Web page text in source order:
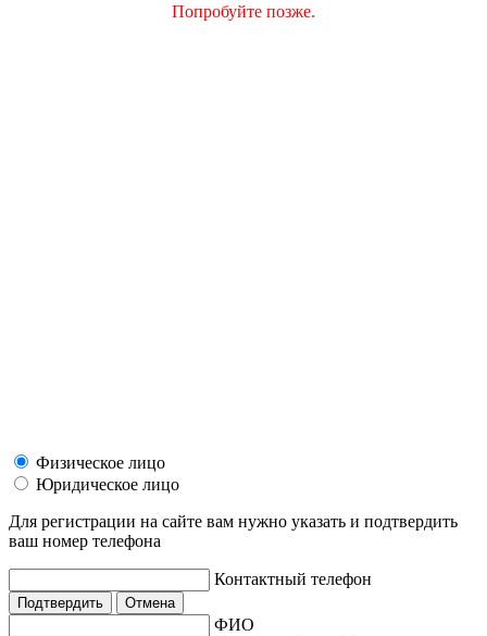
Попробуйте позже.
Физическое лицо
Юридическое лицо
Для регистрации на сайте вам нужно указать и подтвердить
ваш номер телефона
Контактный телефон
Подтвердить Отмена
ФИО